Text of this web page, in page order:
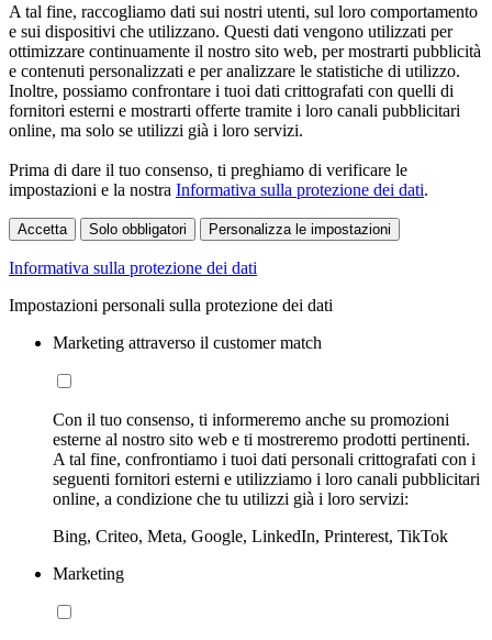
A tal fine, raccogliamo dati sui nostri utenti, sul loro comportamento
e sui dispositivi che utilizzano. Questi dati vengono utilizzati per
ottimizzare continuamente il nostro sito web, per mostrarti pubblicità
e contenuti personalizzati e per analizzare le statistiche di utilizzo.
Inoltre, possiamo confrontare i tuoi dati crittografati con quelli di
fornitori esterni e mostrarti offerte tramite i loro canali pubblicitari
online, ma solo se utilizzi già i loro servizi.
Prima di dare il tuo consenso, ti preghiamo di verificare le
impostazioni e la nostra Informativa sulla protezione dei dati.
Accetta Solo obbligatori Personalizza le impostazioni
Informativa sulla protezione dei dati
Impostazioni personali sulla protezione dei dati
Marketing attraverso il customer match
Con il tuo consenso, ti informeremo anche su promozioni
esterne al nostro sito web e ti mostreremo prodotti pertinenti.
A tal fine, confrontiamo i tuoi dati personali crittografati con i
seguenti fornitori esterni e utilizziamo i loro canali pubblicitari
online, a condizione che tu utilizzi già i loro servizi:
Bing, Criteo, Meta, Google, LinkedIn, Printerest, TikTok
Marketing